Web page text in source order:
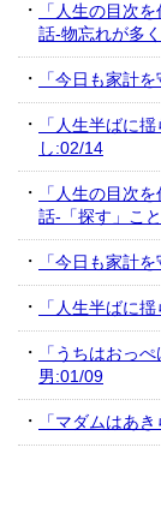
「人生の目次
話-物忘れが多
「今日も家計
「人生半ばに
し:02/14
「人生の目次
話-「探す」こ
「今日も家計
「人生半ばに
「うちはおっ
男:01/09
「マダムはあ